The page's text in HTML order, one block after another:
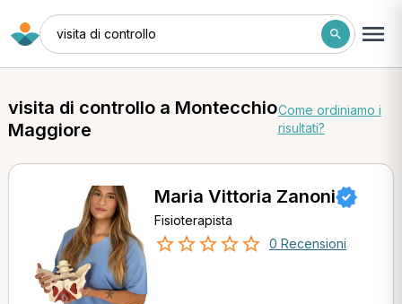
visita di controllo
visita di controllo a Montecchio
Maggiore
Come ordiniamo i
risultati?
Maria Vittoria Zanoni
Fisioterapista
0 Recensioni